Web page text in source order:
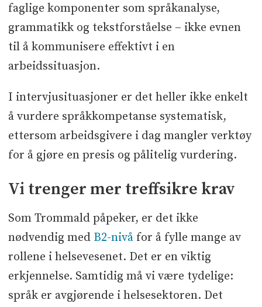
faglige komponenter som språkanalyse,
grammatikk og tekstforståelse – ikke evnen
til å kommunisere effektivt i en
arbeidssituasjon.
I intervjusituasjoner er det heller ikke enkelt
å vurdere språkkompetanse systematisk,
ettersom arbeidsgivere i dag mangler verktøy
for å gjøre en presis og pålitelig vurdering.
Vi trenger mer treffsikre krav
Som Trommald påpeker, er det ikke
nødvendig med B2-nivåfor å fylle mange av
rollene i helsevesenet. Det er en viktig
erkjennelse. Samtidig må vi være tydelige:
språk er avgjørende i helsesektoren. Det